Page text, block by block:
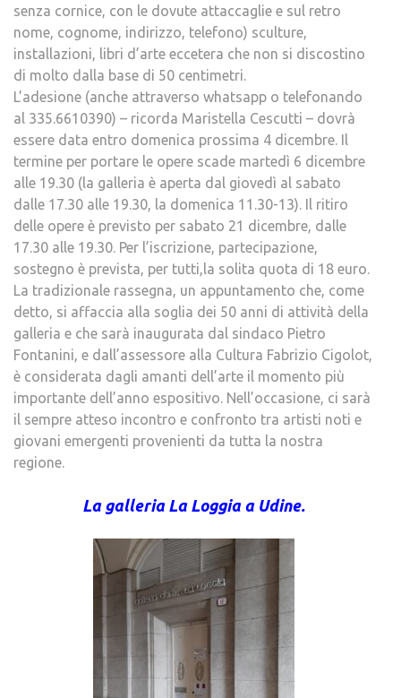
senza cornice, con le dovute attaccaglie e sul retro
nome, cognome, indirizzo, telefono) sculture,
installazioni, libri d’arte eccetera che non si discostino
di molto dalla base di 50 centimetri.
L’adesione (anche attraverso whatsapp o telefonando
al 335.6610390) – ricorda Maristella Cescutti – dovrà
essere data entro domenica prossima 4 dicembre. Il
termine per portare le opere scade martedì 6 dicembre
alle 19.30 (la galleria è aperta dal giovedì al sabato
dalle 17.30 alle 19.30, la domenica 11.30-13). Il ritiro
delle opere è previsto per sabato 21 dicembre, dalle
17.30 alle 19.30. Per l’iscrizione, partecipazione,
sostegno è prevista, per tutti,la solita quota di 18 euro.
La tradizionale rassegna, un appuntamento che, come
detto, si affaccia alla soglia dei 50 anni di attività della
galleria e che sarà inaugurata dal sindaco Pietro
Fontanini, e dall’assessore alla Cultura Fabrizio Cigolot,
è considerata dagli amanti dell’arte il momento più
importante dell’anno espositivo. Nell’occasione, ci sarà
il sempre atteso incontro e confronto tra artisti noti e
giovani emergenti provenienti da tutta la nostra
regione.
La galleria La Loggia a Udine.